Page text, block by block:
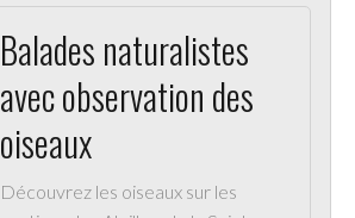
Balades naturalistes
avec observation des
oiseaux
Découvrez les oiseaux sur les